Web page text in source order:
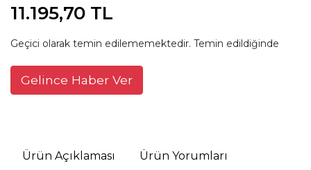
11.195,70 TL
Geçici olarak temin edilememektedir. Temin edildiğinde
Gelince Haber Ver
Ürün Açıklaması Ürün Yorumları